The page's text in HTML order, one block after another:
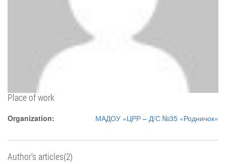
Place of work
Organization: МАДОУ «ЦРР – Д/С №35 «Родничок»
Author's articles(2)